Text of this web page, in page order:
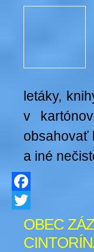
letáky,
v
obsahovať
a iné
Facebook
Twitter
OBEC